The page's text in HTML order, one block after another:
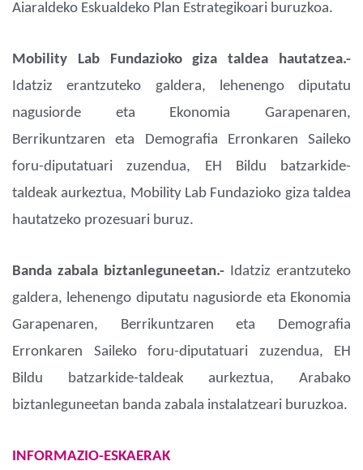
Aiaraldeko Eskualdeko Plan Estrategikoari buruzkoa.
Mobility Lab
Fundazioko giza taldea hautatzea.-
Idatziz erantzuteko galdera, lehenengo diputatu
nagusiorde eta Ekonomia Garapenaren,
Berrikuntzaren eta Demografia Erronkaren Saileko
foru-diputatuari zuzendua, EH Bildu batzarkide-
taldeak aurkeztua, Mobility Lab Fundazioko giza taldea
hautatzeko prozesuari buruz.
Banda zabala biztanleguneetan.- Idatziz erantzuteko
galdera, lehenengo diputatu nagusiorde eta Ekonomia
Garapenaren, Berrikuntzaren eta Demografia
Erronkaren Saileko foru-diputatuari zuzendua, EH
Bildu batzarkide-taldeak aurkeztua, Arabako
biztanleguneetan banda zabala instalatzeari buruzkoa.
INFORMAZIO-ESKAERAK